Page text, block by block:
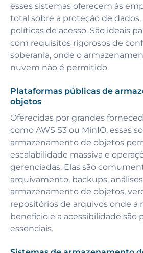
esses sistemas oferecem às
total sobre a proteção de
políticas de acesso. São ideais
com requisitos rigorosos de
soberania, onde o
nuvem não é permitido.
Plataformas públicas de
objetos
Oferecidas por grandes
como AWS S3 ou MinIO, essas
armazenamento de objetos
escalabilidade massiva e
gerenciadas. Elas são
arquivamento, backups,
armazenamento de objetos,
repositórios de arquivos onde a
benefício e a acessibilidade são
essenciais.